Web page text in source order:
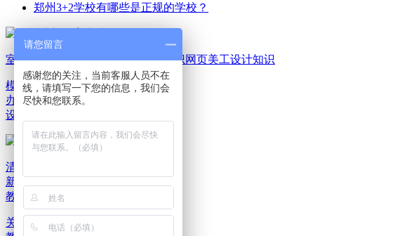
郑州3+2学校有哪些是正规的学校？
室内家装设计知识平面广告设计知识网页美工设计知识
模具机械设计知识电脑
办公文秘知识游戏动漫
设计知识
清新教育新闻资讯
新教育报班选课
教育就业服务
关于清新教育 联系清新教育
请您留言
感谢您的关注，当前客服人员不在
线，请填写一下您的信息，我们会
尽快和您联系。